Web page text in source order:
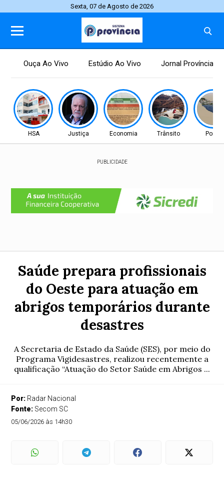
Sexta, 07 de Agosto de 2026
Ouça Ao Vivo Estúdio Ao Vivo Jornal Província
HSA Justiça Economia Trânsito Ponte
PUBLICIDADE
Saúde prepara profissionais
do Oeste para atuação em
abrigos temporários durante
desastres
A Secretaria de Estado da Saúde (SES), por meio do
Programa Vigidesastres, realizou recentemente a
qualificação “Atuação do Setor Saúde em Abrigos ...
Por: Radar Nacional
Fonte: Secom SC
05/06/2026 às 14h30